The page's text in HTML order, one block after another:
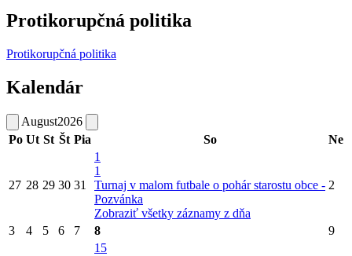
Protikorupčná politika
Protikorupčná politika
Kalendár
August2026
Po Ut St Št Pia So Ne
27 28 29 30 31
1
1
Turnaj v malom futbale o pohár starostu obce -
Pozvánka
Zobraziť všetky záznamy z dňa
2
3 4 5 6 7 8 9
15